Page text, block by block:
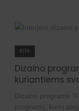
KITA
Dizaino
kuriantiems
Dizaino programa
programų, kurių